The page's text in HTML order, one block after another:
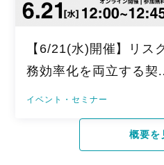
【6/21(水)開催】リス
務効率化を両立する契
イベント・セミナー
概要を